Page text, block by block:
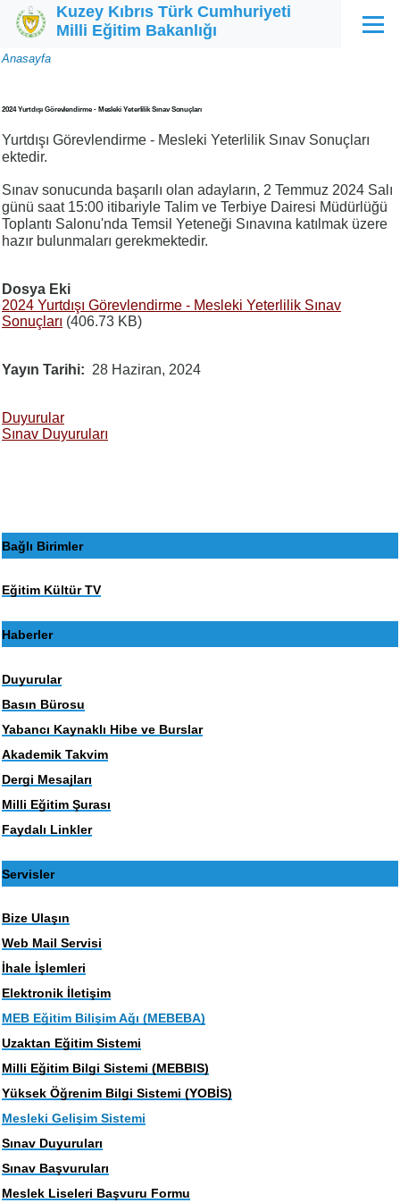
Ana içeriğe atla
Kuzey Kıbrıs Türk Cumhuriyeti
Milli Eğitim Bakanlığı
Menü
Sayfa
Anasayfa
2024 Yurtdışı Görevlendirme - Mesleki Yeterlilik Sınav Sonuçları
Yurtdışı Görevlendirme - Mesleki Yeterlilik Sınav Sonuçları
ektedir.
Sınav sonucunda başarılı olan adayların, 2 Temmuz 2024 Salı
günü saat 15:00 itibariyle Talim ve Terbiye Dairesi Müdürlüğü
Toplantı Salonu'nda Temsil Yeteneği Sınavına katılmak üzere
hazır bulunmaları gerekmektedir.
Dosya Eki
2024 Yurtdışı Görevlendirme - Mesleki Yeterlilik Sınav
Sonuçları (406.73 KB)
Yayın Tarihi 28 Haziran, 2024
Duyurular
Sınav Duyuruları
Bağlı Birimler
Eğitim Kültür TV
Haberler
Duyurular
Basın Bürosu
Yabancı Kaynaklı Hibe ve Burslar
Akademik Takvim
Dergi Mesajları
Milli Eğitim Şurası
Faydalı Linkler
Servisler
Bize Ulaşın
Web Mail Servisi
İhale İşlemleri
Elektronik İletişim
MEB Eğitim Bilişim Ağı (MEBEBA)
Uzaktan Eğitim Sistemi
Milli Eğitim Bilgi Sistemi (MEBBIS)
Yüksek Öğrenim Bilgi Sistemi (YOBİS)
Mesleki Gelişim Sistemi
Sınav Duyuruları
Sınav Başvuruları
Meslek Liseleri Başvuru Formu